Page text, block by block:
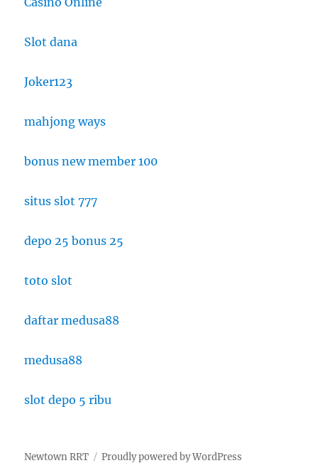
Slot dana
Joker123
mahjong ways
bonus new member 100
situs slot 777
depo 25 bonus 25
toto slot
daftar medusa88
medusa88
slot depo 5 ribu
Newtown RRT Proudly powered by WordPress